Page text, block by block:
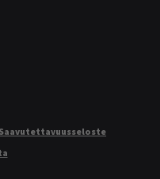
Saavutettavuusseloste